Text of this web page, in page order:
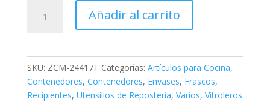
Dispensador
Añadir al carrito
SKU: ZCM-24417T Categorías: Artículos para Cocina,
Contenedores, Contenedores, Envases, Frascos,
Recipientes, Utensilios de Repostería, Varios, Vitroleros